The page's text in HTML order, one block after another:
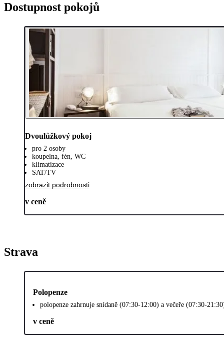
Dostupnost pokojů
Dvoulůžkový pokoj
pro 2 osoby
koupelna, fén, WC
klimatizace
SAT/TV
zobrazit podrobnosti
v ceně
Strava
Polopenze
polopenze zahrnuje snídaně (07:30-12:00) a večeře (07:30-
v ceně